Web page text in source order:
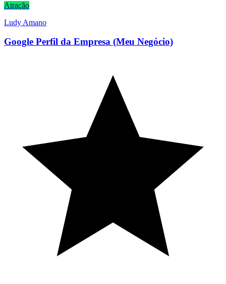
Atração
Ludy Amano
Google Perfil da Empresa (Meu Negócio)